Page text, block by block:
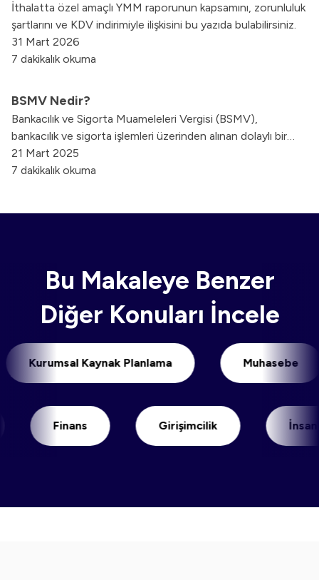
Durumlarda Zorunludur?
İthalatta özel amaçlı YMM raporunun kapsamını, zorunluluk
şartlarını ve KDV indirimiyle ilişkisini bu yazıda bulabilirsiniz.
31 Mart 2026
7 dakikalık okuma
BSMV Nedir?
Bankacılık ve Sigorta Muameleleri Vergisi (BSMV),
bankacılık ve sigorta işlemleri üzerinden alınan dolaylı bir
vergidir. BSMV'nin kapsamı, oranları ve nasıl hesaplandığı
hakkında daha fazla bilgi için yazımızın devamını
21 Mart 2025
7 dakikalık okuma
Bu Makaleye Benzer
Diğer Konuları İncele
Kurumsal Kaynak Planlama
Finans Girişimcilik İnsan